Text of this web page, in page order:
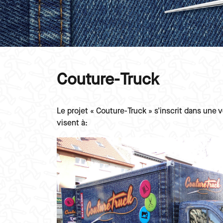
Paragraphes
Couture-Truck
Texte
Le projet « Couture-Truck » s'inscrit dans
visent à:
Image
Image